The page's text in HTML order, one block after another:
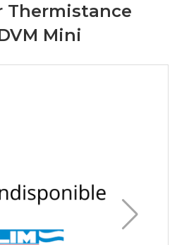
Thermistance
Mini